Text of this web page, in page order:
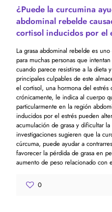
¿Puede la curcumina
abdominal rebelde
cortisol inducidos por el
La grasa abdominal rebelde es
para muchas personas que
cuando parece resistirse a la dieta
principales culpables de este
el cortisol, una hormona del estrés
crónicamente, le indica al cuerpo
particularmente en la región
inducidos por el estrés pueden
acumulación de grasa y dificultar
investigaciones sugieren que la
cúrcuma, puede ayudar a
favorecer la pérdida de grasa en
aumento de peso relacionado con
0